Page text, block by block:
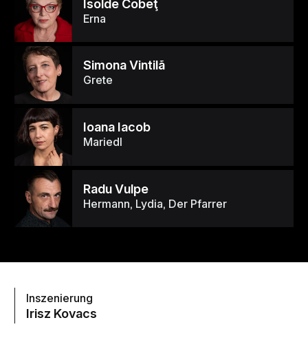
Isolde Cobeţ
Erna
Simona Vintilã
Grete
Ioana Iacob
Mariedl
Radu Vulpe
Hermann, Lydia, Der Pfarrer
Inszenierung
Irisz Kovacs